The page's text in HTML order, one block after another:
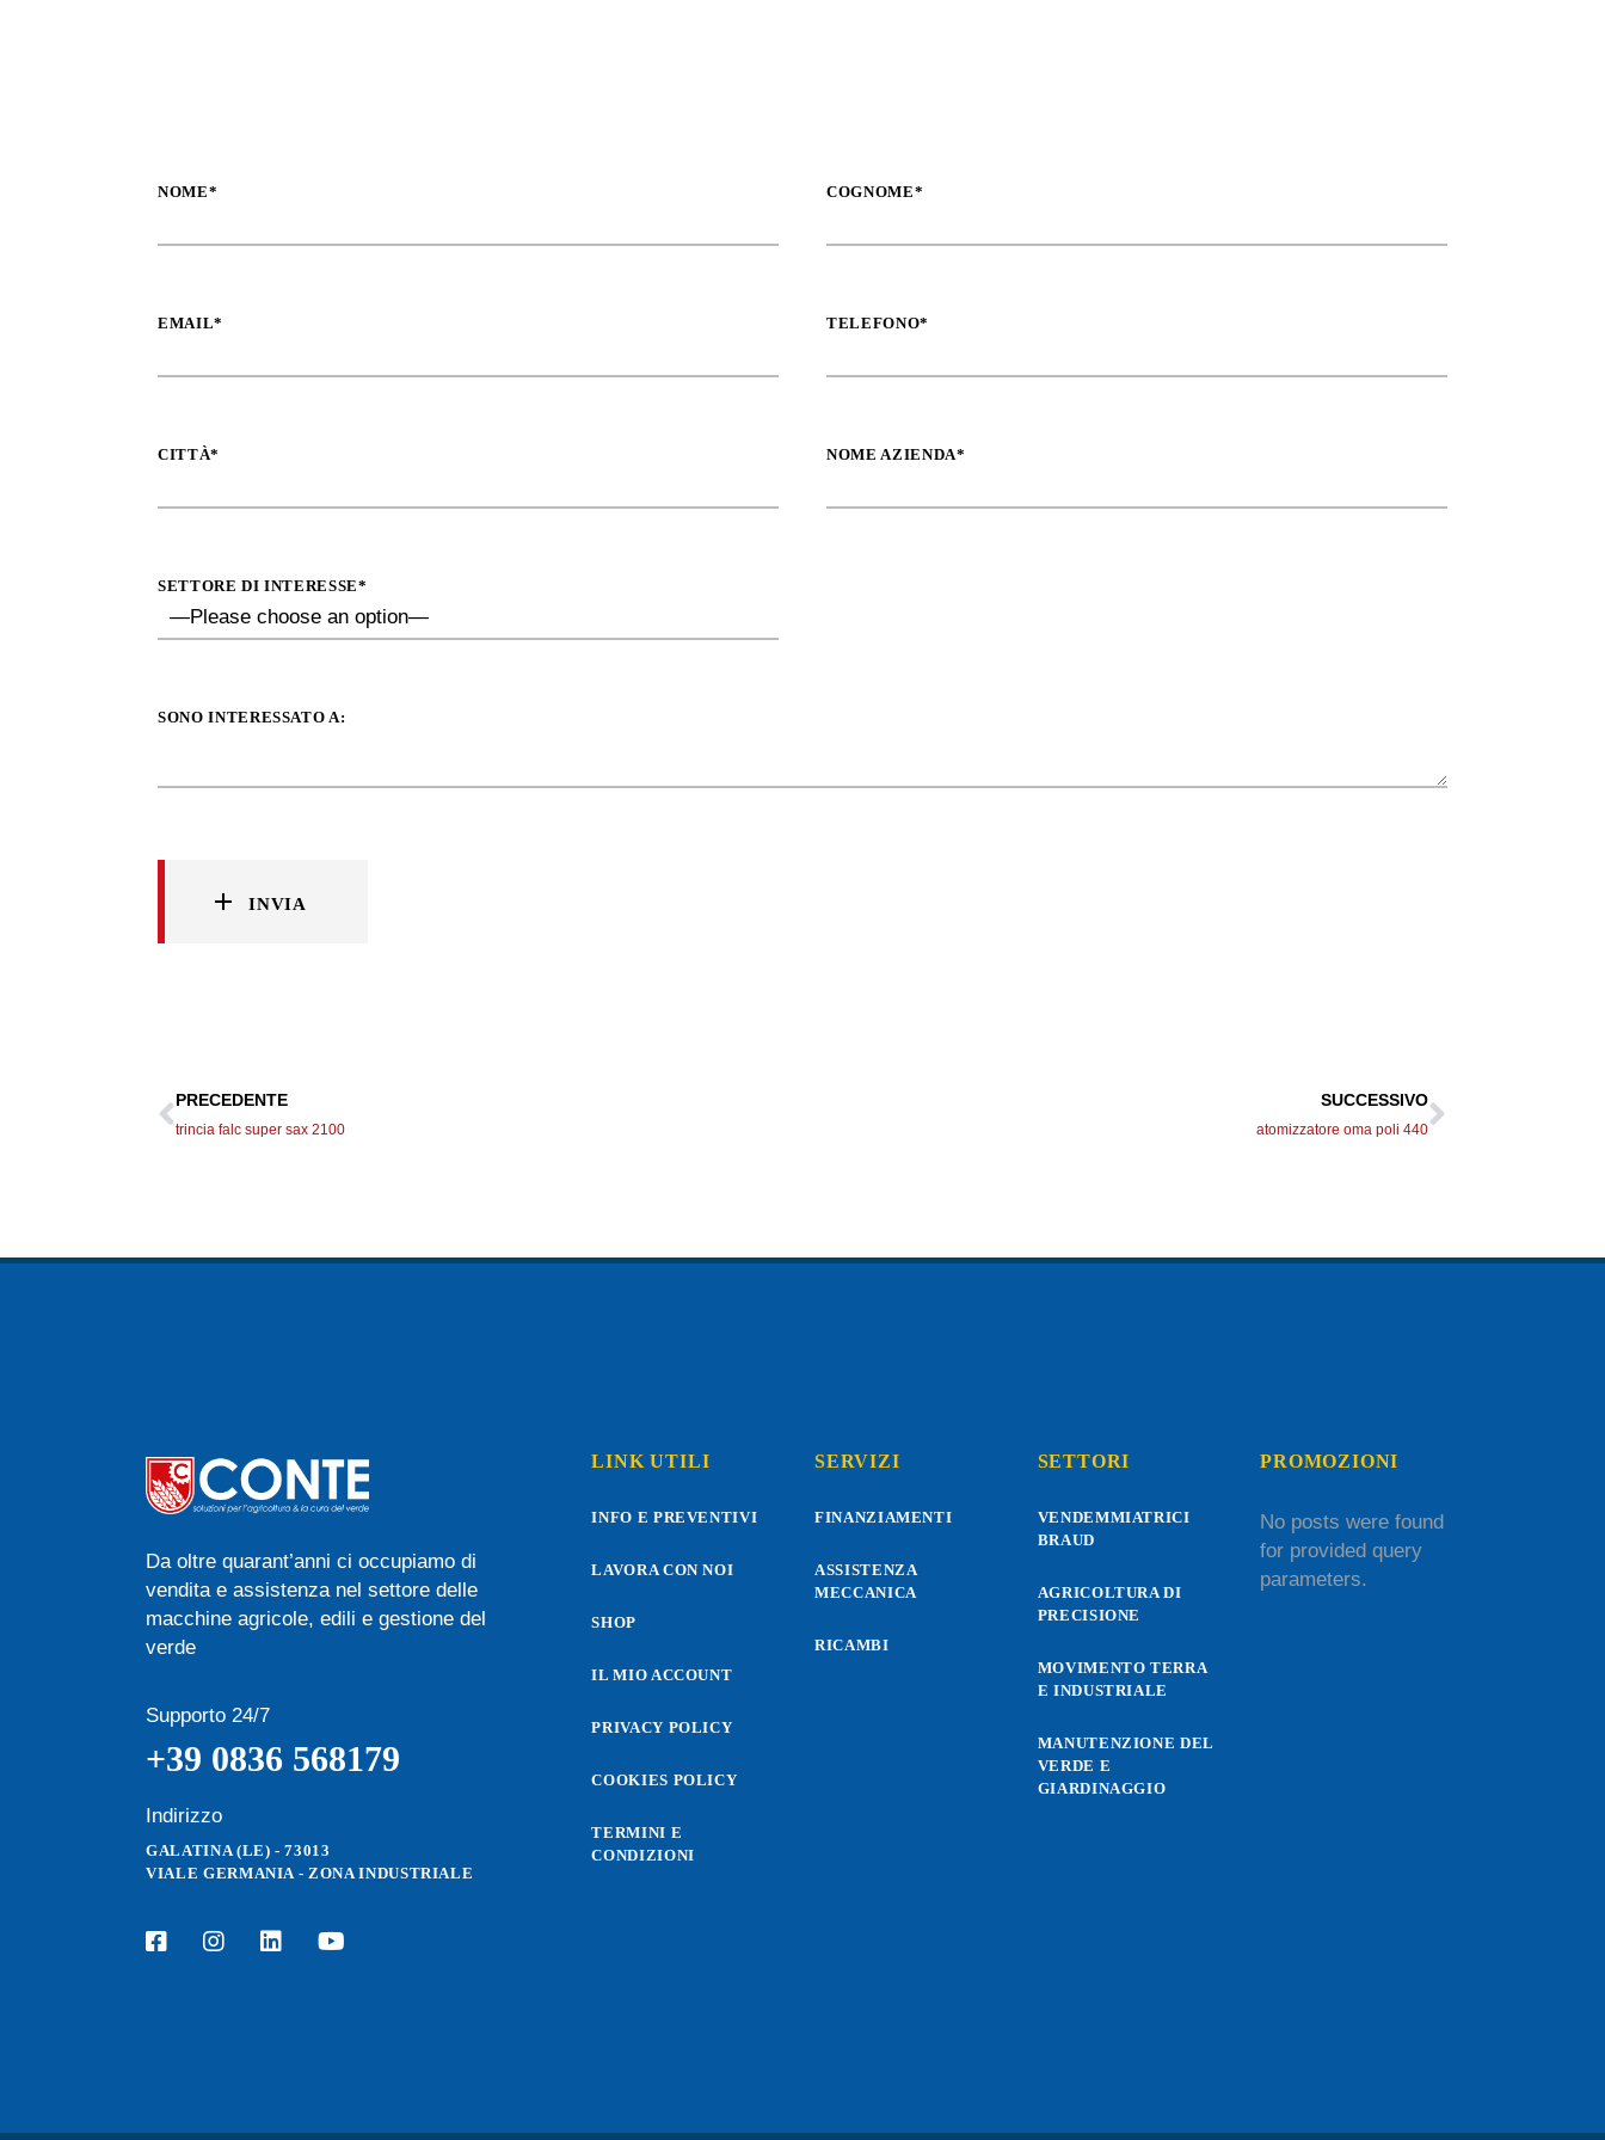
NOME* COGNOME*
EMAIL* TELEFONO*
CITTÀ* NOME AZIENDA*
SETTORE DI INTERESSE*
SONO INTERESSATO A:
INVIA
PRECEDENTE
trincia falc super sax 2100
SUCCESSIVO
atomizzatore oma poli 440
Da oltre quarant’anni ci occupiamo di
vendita e assistenza nel settore delle
macchine agricole, edili e gestione del
verde
Supporto 24/7
+39 0836 568179
Indirizzo
GALATINA (LE) - 73013
VIALE GERMANIA - ZONA INDUSTRIALE
LINK UTILI
INFO E PREVENTIVI
LAVORA CON NOI
SHOP
IL MIO ACCOUNT
PRIVACY POLICY
COOKIES POLICY
TERMINI E
CONDIZIONI
SERVIZI
FINANZIAMENTI
ASSISTENZA
MECCANICA
RICAMBI
SETTORI
VENDEMMIATRICI
BRAUD
AGRICOLTURA DI
PRECISIONE
MOVIMENTO TERRA
E INDUSTRIALE
MANUTENZIONE DEL
VERDE E
GIARDINAGGIO
PROMOZIONI
No posts were found
for provided query
parameters.